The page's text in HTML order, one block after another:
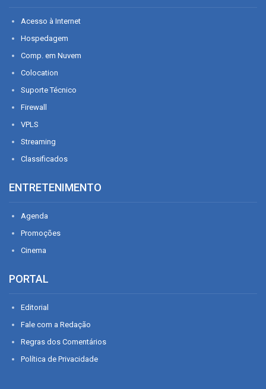
Acesso à Internet
Hospedagem
Comp. em Nuvem
Colocation
Suporte Técnico
Firewall
VPLS
Streaming
Classificados
ENTRETENIMENTO
Agenda
Promoções
Cinema
PORTAL
Editorial
Fale com a Redação
Regras dos Comentários
Política de Privacidade